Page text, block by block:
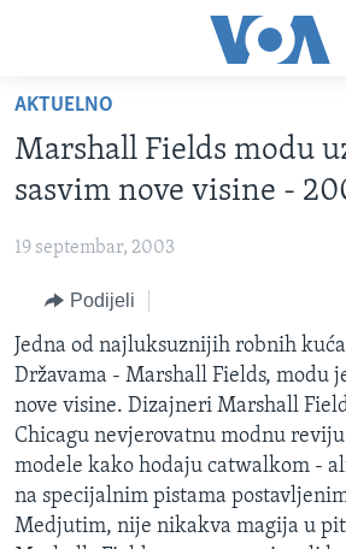
glavni
sadržaj
na
glavnu
navigaciju
pretragu
TV PROGRAM
VIJESTI
SJEDINJENE AMERIČKE DRŽAVE
BOSNA I HERCEGOVINA
NAUKA I TEHNOLOGIJA
SPECIJALNI PROJEKTI
KORUPCIJA
SLOBODA MEDIJA
ŽENSKA STRANA
IZBJEGLIČKA STRANA
AKTUELNO
Marshall Fields modu
sasvim nove visine -
19 septembar, 2003
Podijeli
Jedna od najluksuznijih robnih
Državama - Marshall Fields, modu
nove visine. Dizajneri Marshall
Chicagu nevjerovatnu modnu
modele kako hodaju catwalkom -
na specijalnim pistama
Medjutim, nije nikakva magija u